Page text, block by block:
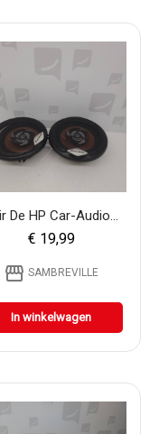
De HP Car-Audio...
€ 19,99
storefront SAMBREVILLE
In winkelwagen